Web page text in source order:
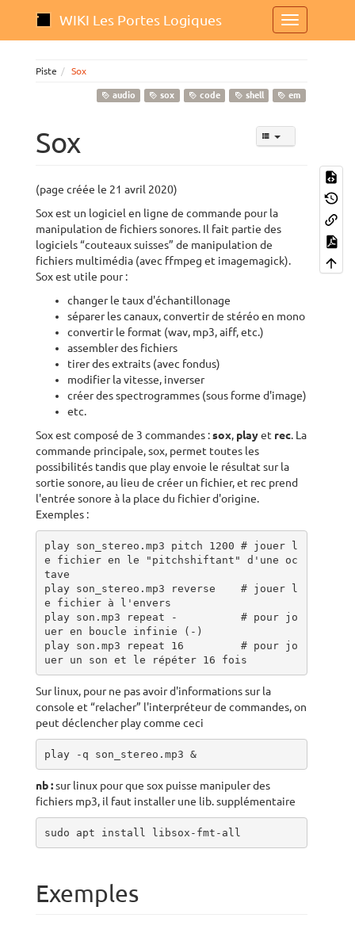
WIKI Les Portes Logiques
Piste Sox
audio sox code shell em
Sox
(page créée le 21 avril 2020)
Sox est un logiciel en ligne de commande pour la
manipulation de fichiers sonores. Il fait partie des
logiciels “couteaux suisses” de manipulation de
fichiers multimédia (avec ffmpeg et imagemagick).
Sox est utile pour :
changer le taux d'échantillonage
séparer les canaux, convertir de stéréo en mono
convertir le format (wav, mp3, aiff, etc.)
assembler des fichiers
tirer des extraits (avec fondus)
modifier la vitesse, inverser
créer des spectrogrammes (sous forme d'image)
etc.
Sox est composé de 3 commandes :sox, playet rec. La
commande principale, sox, permet toutes les
possibilités tandis que play envoie le résultat sur la
sortie sonore, au lieu de créer un fichier, et rec prend
l'entrée sonore à la place du fichier d'origine.
Exemples :
play son_stereo.mp3 pitch 1200 # jouer l
e fichier en le "pitchshiftant" d'une oc
tave
play son_stereo.mp3 reverse    # jouer l
e fichier à l'envers
play son.mp3 repeat -          # pour jo
uer en boucle infinie (-)
play son.mp3 repeat 16         # pour jo
uer un son et le répéter 16 fois
Sur linux, pour ne pas avoir d'informations sur la
console et “relacher” l'interpréteur de commandes, on
peut déclencher play comme ceci
play -q son_stereo.mp3 &
nb :sur linux pour que sox puisse manipuler des
fichiers mp3, il faut installer une lib. supplémentaire
sudo apt install libsox-fmt-all
Exemples